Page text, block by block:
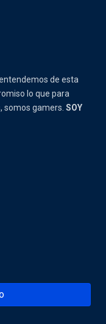
de esta
lo que para
somos gamers. SOY